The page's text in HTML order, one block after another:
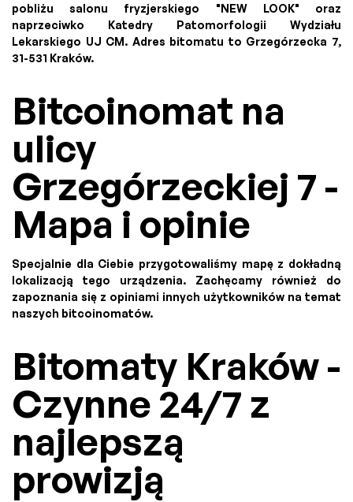
pobliżu salonu fryzjerskiego "NEW LOOK" oraz
naprzeciwko Katedry Patomorfologii Wydziału
Lekarskiego UJ CM. Adres bitomatu to Grzegórzecka 7,
31-531 Kraków.
Bitcoinomat na
ulicy
Grzegórzeckiej 7 -
Mapa i opinie
Specjalnie dla Ciebie przygotowaliśmy mapę z dokładną
lokalizacją tego urządzenia. Zachęcamy również do
zapoznania się z opiniami innych użytkowników na temat
naszych bitcoinomatów.
Bitomaty Kraków -
Czynne 24/7 z
najlepszą
prowizją